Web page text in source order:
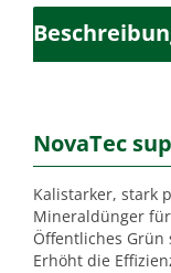
NovaTec
Kalistarker, stark
Mineraldünger
Öffentliches Grün
Erhöht die